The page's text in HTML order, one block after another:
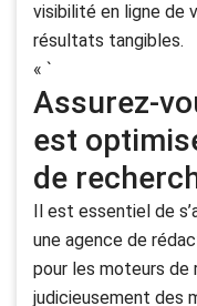
visibilité en ligne de
résultats tangibles.
« `
Assurez-
est
de
Il est essentiel de
une agence de
pour les moteurs de
judicieusement des